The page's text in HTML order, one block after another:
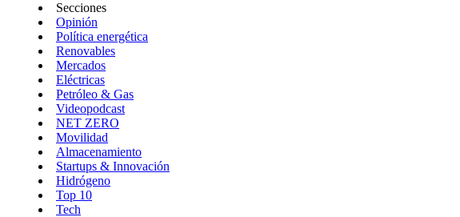
Secciones
Opinión
Política energética
Renovables
Mercados
Eléctricas
Petróleo & Gas
Videopodcast
NET ZERO
Movilidad
Almacenamiento
Startups & Innovación
Hidrógeno
Top 10
Tech